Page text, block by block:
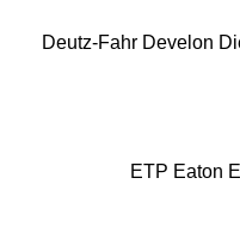
Deutz-Fahr Develon
ETP Eaton